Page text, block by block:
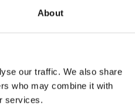
About
our traffic. We also share
who may combine it with
services.
hoge halslijn en iets bredere
stretch voor een
jeans, maar ook als eerste laag
5% elastaan
lang en draagt ​​maat S.